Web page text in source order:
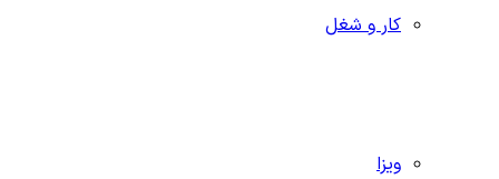
کار و شغل
ویزا